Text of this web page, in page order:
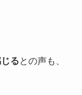
るとの声も、